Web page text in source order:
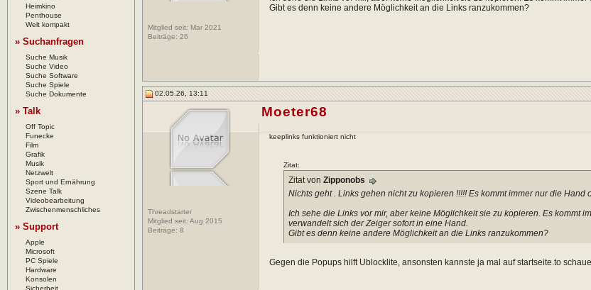
Heimkino
Penthouse
Welt kompakt
» Suchanfragen
Suche Musik
Suche Video
Suche Software
Suche Spiele
Suche Dokumente
» Talk
Off Topic
Funecke
Film
Grafik
Musik
Netzwelt
Sport und Ernährung
Szene Talk
Videobearbeitung
Zwischenmenschliches
» Support
Apple
Microsoft
PC Spiele
Hardware
Konsolen
Mitglied seit: Mar 2021
Beiträge: 26
Gibt es denn keine andere Möglichkeit an die Links ranzukommen?
02.05.26, 13:11
Threadstarter
Mitglied seit: Aug 2015
Beiträge: 8
Moeter68
keeplinks funktioniert nicht
Zitat:
Zitat von Zipponobs
Nichts geht . Links gehen nicht zu kopieren !!!!! Es kommt immer nur die Hand
Ich sehe die Links vor mir, aber keine Möglichkeit sie zu kopieren. Es kommt
verwandelt sich der Zeiger sofort in eine Hand.
Gibt es denn keine andere Möglichkeit an die Links ranzukommen?
Gegen die Popups hilft Ublocklite, ansonsten kannste ja mal auf startseite.to